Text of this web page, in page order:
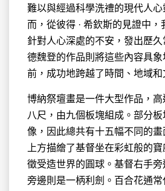
難以與經過科學洗禮的現代人
而，從彼得 · 希欽斯的見證中，
針對人心深處的不安，發出歷
德魏登的作品則將這些內容具
前，成功地跨越了時間、地域和
博納祭壇畫是一件大型作品，
八尺，由九個板塊組成。部分板
像，因此總共有十五幅不同的
上方描繪了基督坐在彩虹般的
徵受造世界的圓球。基督右手
旁邊則是一柄利劍。百合花通